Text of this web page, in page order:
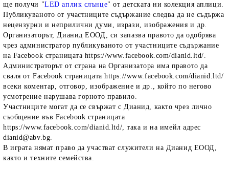
ще получи "LED аплик слънце" от детската ни колекция аплици.
Публикуваното от участниците съдържание следва да не съдържа
нецензурни и неприлични думи, изрази, изображения и др.
Организаторът, Дианид ЕООД, си запазва правото да одобрява
чрез администратор публикуваното от участниците съдържание
на Facebook страницата https://www.facebook.com/dianid.ltd/.
Администраторът от страна на Организатора има правото да
сваля от Facebook страницата https://www.facebook.com/dianid.ltd/
всеки коментар, отговор, изображение и др., който по негово
усмотрение нарушава горното правило.
Участниците могат да се свържат с Дианид, както чрез лично
съобщение във Facebook страницата
https://www.facebook.com/dianid.ltd/, така и на имейл адрес
dianid@abv.bg.
В играта нямат право да участват служители на Дианид ЕООД,
както и техните семейства.